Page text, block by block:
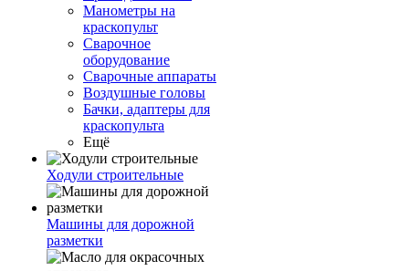
Манометры на
краскопульт
Сварочное
оборудование
Сварочные аппараты
Воздушные головы
Бачки, адаптеры для
краскопульта
Ещё
Ходули строительные
Машины для дорожной
разметки